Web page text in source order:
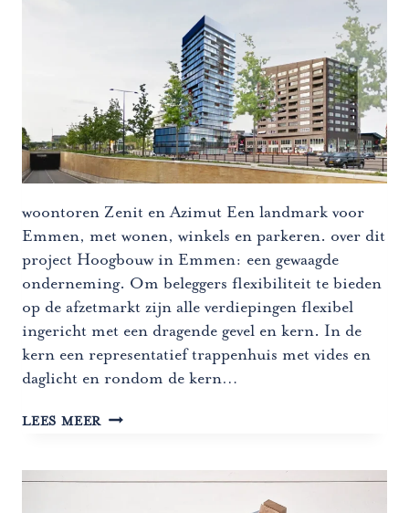
woontoren Zenit en Azimut Een landmark voor
Emmen, met wonen, winkels en parkeren. over dit
project Hoogbouw in Emmen: een gewaagde
onderneming. Om beleggers flexibiliteit te bieden
op de afzetmarkt zijn alle verdiepingen flexibel
ingericht met een dragende gevel en kern. In de
kern een representatief trappenhuis met vides en
daglicht en rondom de kern…
LEES MEER WOONTOREN